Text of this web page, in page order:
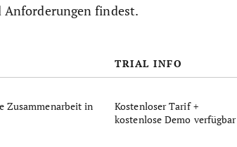
Anforderungen findest.
TRIAL INFO
Zusammenarbeit in
Kostenloser Tarif +
kostenlose Demo verfügbar